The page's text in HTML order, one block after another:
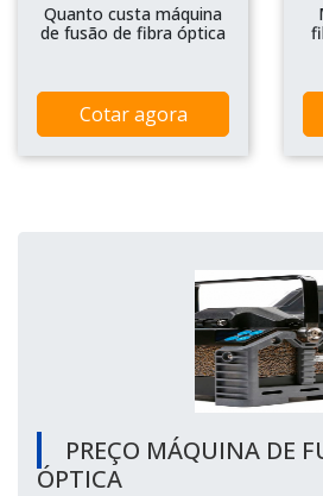
Quanto custa máquina
de fusão de fibra óptica
Cotar agora
PREÇO MÁQUINA DE
ÓPTICA